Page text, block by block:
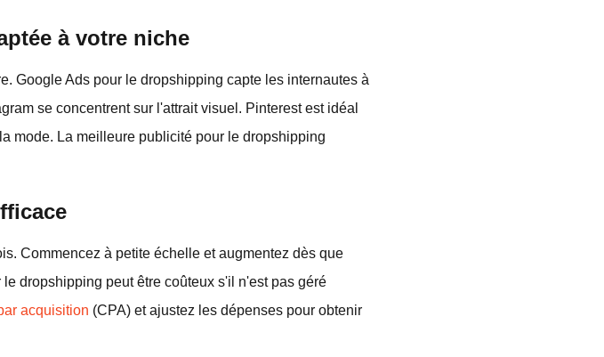
à votre niche
Google Ads pour le dropshipping capte les internautes à
se concentrent sur l'attrait visuel. Pinterest est idéal
mode. La meilleure publicité pour le dropshipping
Commencez à petite échelle et augmentez dès que
dropshipping peut être coûteux s'il n'est pas géré
acquisition (CPA) et ajustez les dépenses pour obtenir